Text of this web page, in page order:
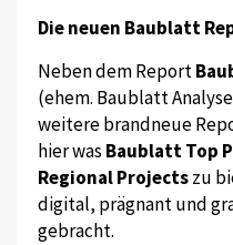
Die neuen Baublatt
Neben dem Report
(ehem. Baublatt
weitere brandneue
hier was Baublatt Top
Regional Projectszu
digital, prägnant und
gebracht.